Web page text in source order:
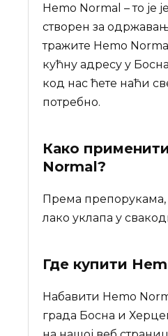
Hemo Normal – то је
створен за
тражите Hemo
кућну адресу у
код нас ћете наћи
потребно.
Како
Normal?
Према препорукама,
лако уклапа у
Где купити
Набавити Hemo
града Босна и